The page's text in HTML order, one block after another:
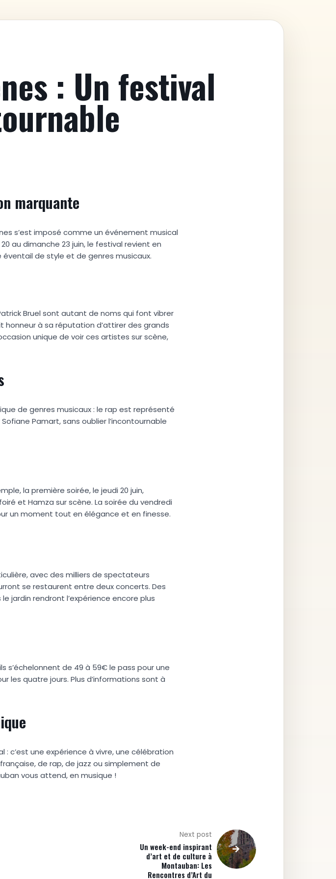
: Un festival
marquante
s’est imposé comme un événement musical
au dimanche 23 juin, le festival revient en
de style et de genres musicaux.
Bruel sont autant de noms qui font vibrer
à sa réputation d’attirer des grands
unique de voir ces artistes sur scène,
de genres musicaux : le rap est représenté
Pamart, sans oublier l’incontournable
la première soirée, le jeudi 20 juin,
et Hamza sur scène. La soirée du vendredi
un moment tout en élégance et en finesse.
avec des milliers de spectateurs
se restaurent entre deux concerts. Des
jardin rendront l’expérience encore plus
s’échelonnent de 49 à 59€ le pass pour une
les quatre jours. Plus d’informations sont à
c’est une expérience à vivre, une célébration
de rap, de jazz ou simplement de
vous attend, en musique !
Next post
Un week-end inspirant
d’art et de culture à
Montauban: Les
Rencontres d’Art du